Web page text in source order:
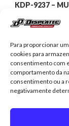
Para proporcionar
cookies para
consentimento com
comportamento da
consentimento ou a
negativamente
KDP-9237 –